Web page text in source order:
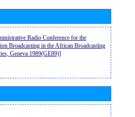
Radio Conference for the
Broadcasting in the African Broadcasting
Geneva 1989(GE89)]